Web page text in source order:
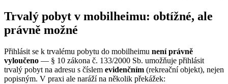
Trvalý pobyt v mobilheimu: obtížné, ale
právně možné
Přihlásit se k trvalému pobytu do mobilheimu není právně
vyloučeno — § 10 zákona č. 133/2000 Sb. umožňuje přihlásit
trvalý pobyt na adresu s číslem evidenčním (rekreační objekt), nejen
popisným. V praxi ale naráží na několik překážek: